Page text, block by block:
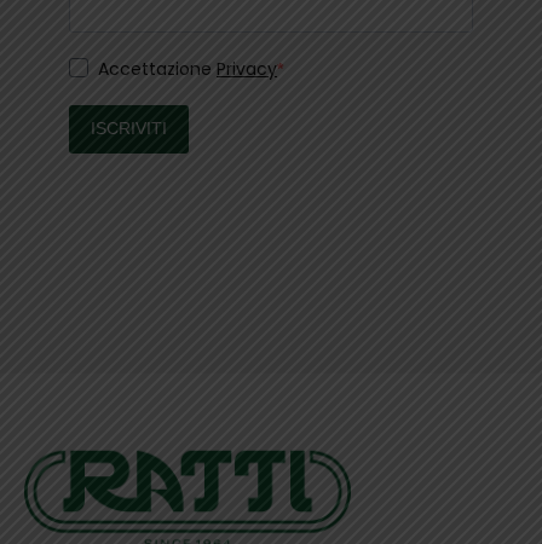
Accettazione Privacy
ISCRIVITI